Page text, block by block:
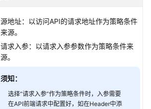
源地址：以访问API的请求地址作为策略条件
来源。
请求入参：以请求入参参数作为策略条件来
源。
须知：
选择“请求入参”作为策略条件时，入参需要
在API前端请求中配置好，如在Header中添